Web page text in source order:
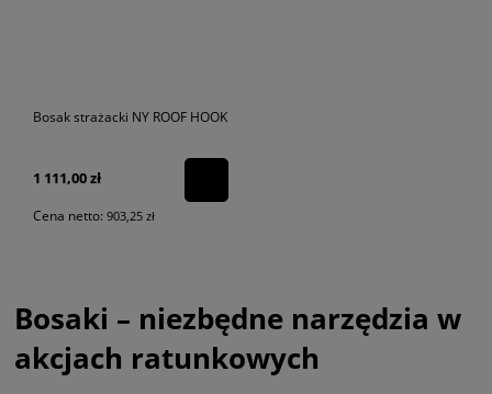
Bosak strażacki NY ROOF HOOK
1 111,00 zł
Cena netto: 903,25 zł
Bosaki – niezbędne narzędzia w
akcjach ratunkowych